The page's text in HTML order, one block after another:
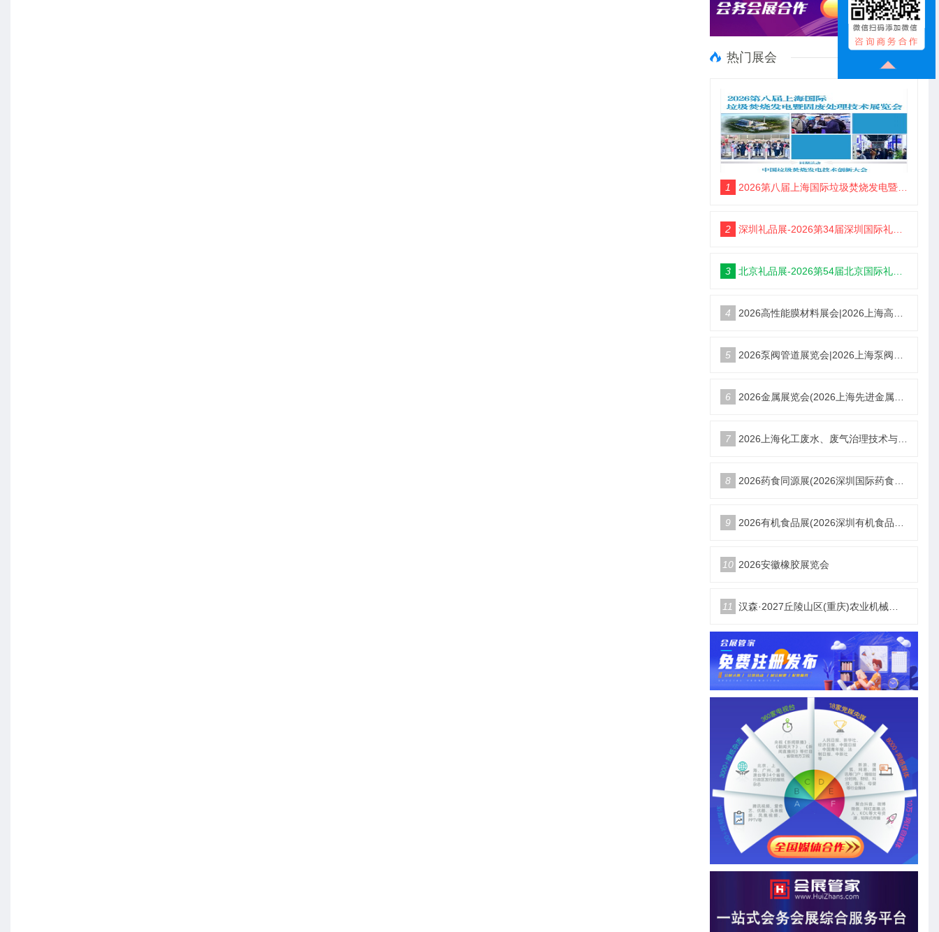
热门展会
1 2026第八届上海国际垃圾焚烧发电暨固废处理技术展览会
2 深圳礼品展-2026第34届深圳国际礼品及家居用品展览会
3 北京礼品展-2026第54届北京国际礼品、赠品及家庭用品展览会
4 2026高性能膜材料展会|2026上海高性能膜材料展览会倒计时
5 2026泵阀管道展览会|2026上海泵阀管道阀门展览会|水处理展览会
6 2026金属展览会(2026上海先进金属产业展览会)-资讯
7 2026上海化工废水、废气治理技术与设备展览会-资料
8 2026药食同源展(2026深圳国际药食同源展览会)官方网站
9 2026有机食品展(2026深圳有机食品及绿色食品展览会)网站
10 2026安徽橡胶展览会
11 汉森·2027丘陵山区(重庆)农业机械展览会